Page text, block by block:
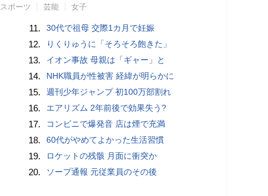
スポーツ 芸能 女子
11. 30代で祖母 交際1カ月で妊娠
12. りくりゅうに「そろそろ飽きた」
13. イオン事故 母親は「ギャー」と
14. NHK職員が性被害 経緯が明らかに
15. 週刊少年ジャンプ 初100万部割れ
16. エアリズム 2年前後で効果失う?
17. コンビニで爆発音 店は煙で充満
18. 60代がやめてよかった生活習慣
19. ロケットの残骸 月面に衝突か
20. ソープ通報 元従業員のその後